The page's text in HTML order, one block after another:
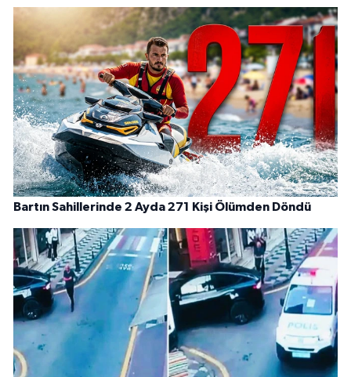
Bartın Sahillerinde 2 Ayda 271 Kişi Ölümden Döndü